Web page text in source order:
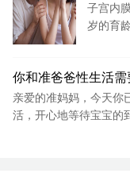
子宫内
岁的育
你和准爸爸性生活
房...
亲爱的准妈妈，今天你
活，开心地等待宝宝的